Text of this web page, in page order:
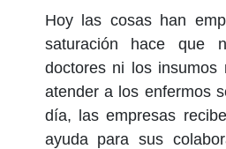
Hoy las cosas han
saturación hace que
doctores ni los insumos
atender a los enfermos
día, las empresas
ayuda para sus